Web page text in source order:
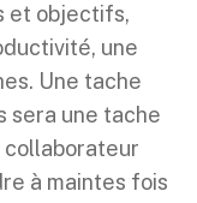
et objectifs,
une
Une tache
sera une tache
collaborateur
à maintes fois